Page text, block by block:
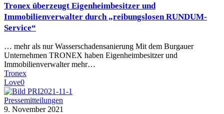
Tronex überzeugt Eigenheimbesitzer und
Immobilienverwalter durch „reibungslosen RUNDUM-
Service“
… mehr als nur Wasserschadensanierung Mit dem Burgauer
Unternehmen TRONEX haben Eigenheimbesitzer und
Immobilienverwalter mehr…
Tronex
Love0
Pressemitteilungen
9. November 2021